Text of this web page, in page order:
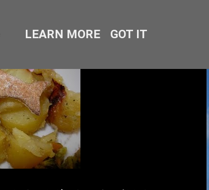
LEARN MORE GOT IT